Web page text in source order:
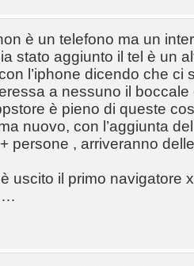
è un telefono ma un
stato aggiunto il tel è un
l’iphone dicendo che ci
a nessuno il boccale
è pieno di queste
nuovo, con l’aggiunta
persone , arriveranno
uscito il primo navigatore
…